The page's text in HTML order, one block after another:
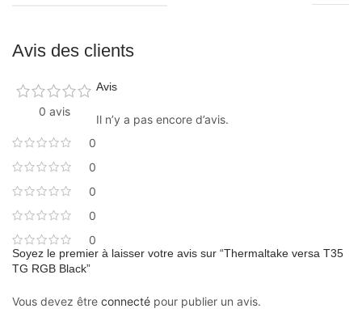
Avis des clients
0 avis
0
0
0
0
0
Avis
Il n’y a pas encore d’avis.
Soyez le premier à laisser votre avis sur “Thermaltake versa T35
TG RGB Black”
Vous devez être connecté pour publier un avis.